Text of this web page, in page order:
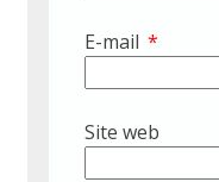
E-mail *
Site web